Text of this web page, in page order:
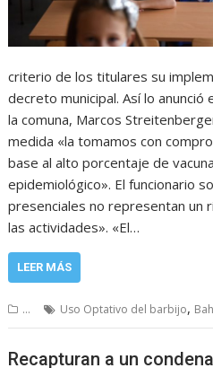
criterio de los titulares su
decreto municipal. Así lo
la comuna, Marcos
medida «la tomamos con
base al alto porcentaje de
epidemiológico». El funcionario
presenciales no representan un
las actividades». «El…
LEER MÁS
... Uso Optativo del barbijo,
Recapturan a un